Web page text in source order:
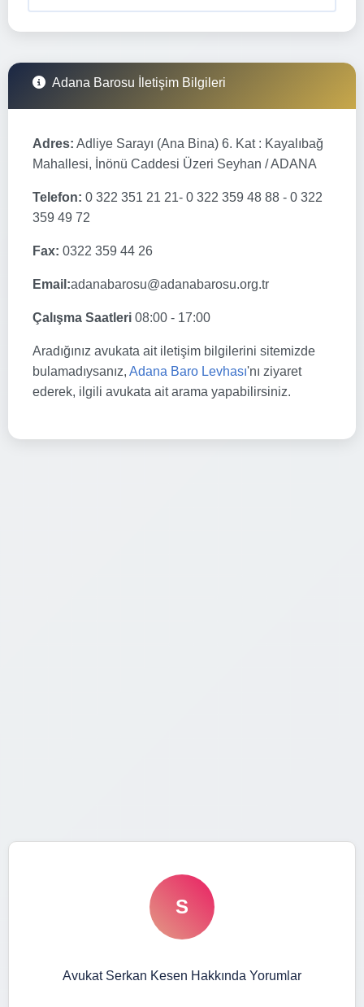
Adana Barosu İletişim Bilgileri
Adres: Adliye Sarayı (Ana Bina) 6. Kat : Kayalıbağ
Mahallesi, İnönü Caddesi Üzeri Seyhan / ADANA
Telefon: 0 322 351 21 21- 0 322 359 48 88 - 0 322
359 49 72
Fax: 0322 359 44 26
Email:adanabarosu@adanabarosu.org.tr
Çalışma Saatleri 08:00 - 17:00
Aradığınız avukata ait iletişim bilgilerini sitemizde
bulamadıysanız, Adana Baro Levhası'nı ziyaret
ederek, ilgili avukata ait arama yapabilirsiniz.
S
Avukat Serkan Kesen Hakkında Yorumlar